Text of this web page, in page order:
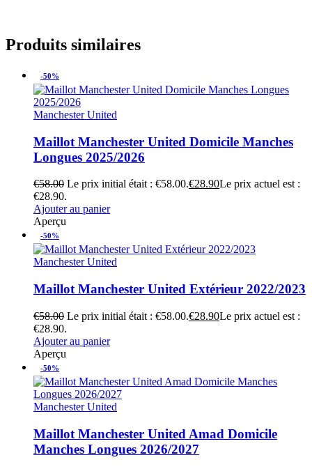
Produits similaires
-50%
Manchester United
Maillot Manchester United Domicile Manches
Longues 2025/2026
€58.00 Le prix initial était : €58.00.€28.90Le prix actuel est :
€28.90.
Ajouter au panier
Aperçu
-50%
Manchester United
Maillot Manchester United Extérieur 2022/2023
€58.00 Le prix initial était : €58.00.€28.90Le prix actuel est :
€28.90.
Ajouter au panier
Aperçu
-50%
Manchester United
Maillot Manchester United Amad Domicile
Manches Longues 2026/2027